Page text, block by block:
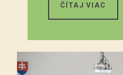
ČÍTAJ VIAC